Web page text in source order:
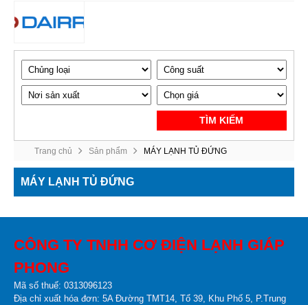
TÌM KIẾM
Trang chủ Sản phẩm MÁY LẠNH TỦ ĐỨNG
MÁY LẠNH TỦ ĐỨNG
CÔNG TY TNHH CƠ ĐIỆN LẠNH GIÁP
PHONG
Mã số thuế: 0313096123
Địa chỉ xuất hóa đơn: 5A Đường TMT14, Tổ 39, Khu Phố 5, P.Trung